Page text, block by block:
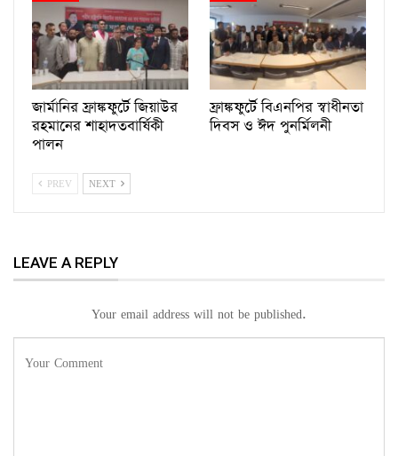
জার্মানির ফ্রাঙ্কফুর্টে জিয়াউর
রহমানের শাহাদতবার্ষিকী
পালন
ফ্রাঙ্কফুর্টে বিএনপির স্বাধীনতা
দিবস ও ঈদ পুনর্মিলনী
PREV NEXT
LEAVE A REPLY
Your email address will not be published.